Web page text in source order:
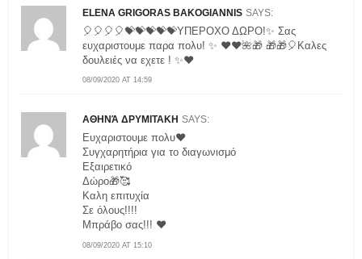
ELENA GRIGORAS BAKOGIANNIS SAYS:
08/09/2020 AT 14:59
🎈🎈🎈🎈💝💝💝💝💝YΠΕΡΟΧΟ ΔΩΡΟ!✨ Σας
ευχαριστουμε παρα πολυ! ✨ ❤️❤️🌺🎁 🎁🎁🎈Καλες
δουλειές να εχετε ! ✨❤️
ΑΘΗΝΆ ΔΡΥΜΙΤΑΚΗ SAYS:
08/09/2020 AT 15:10
Ευχαριστουμε πολυ❤
Συγχαρητήρια για το διαγωνισμό
Εξαιρετικό
Δώρο🎁🥰
Καλη επιτυχία
Σε όλους!!!!
Μπράβο σας!!! ❤